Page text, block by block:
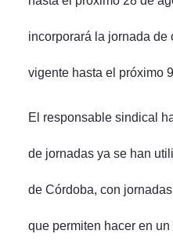
incorporará la jornada de
vigente hasta el próximo
El responsable sindical
de jornadas ya se han
de Córdoba, con
que permiten hacer en